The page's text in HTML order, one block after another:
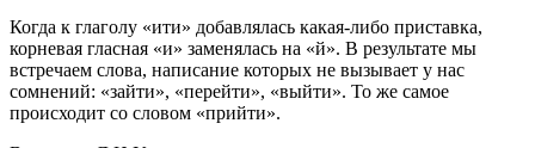
Когда к глаголу «ити» добавлялась какая-либо приставка,
корневая гласная «и» заменялась на «й». В результате мы
встречаем слова, написание которых не вызывает у нас
сомнений: «зайти», «перейти», «выйти». То же самое
происходит со словом «прийти».